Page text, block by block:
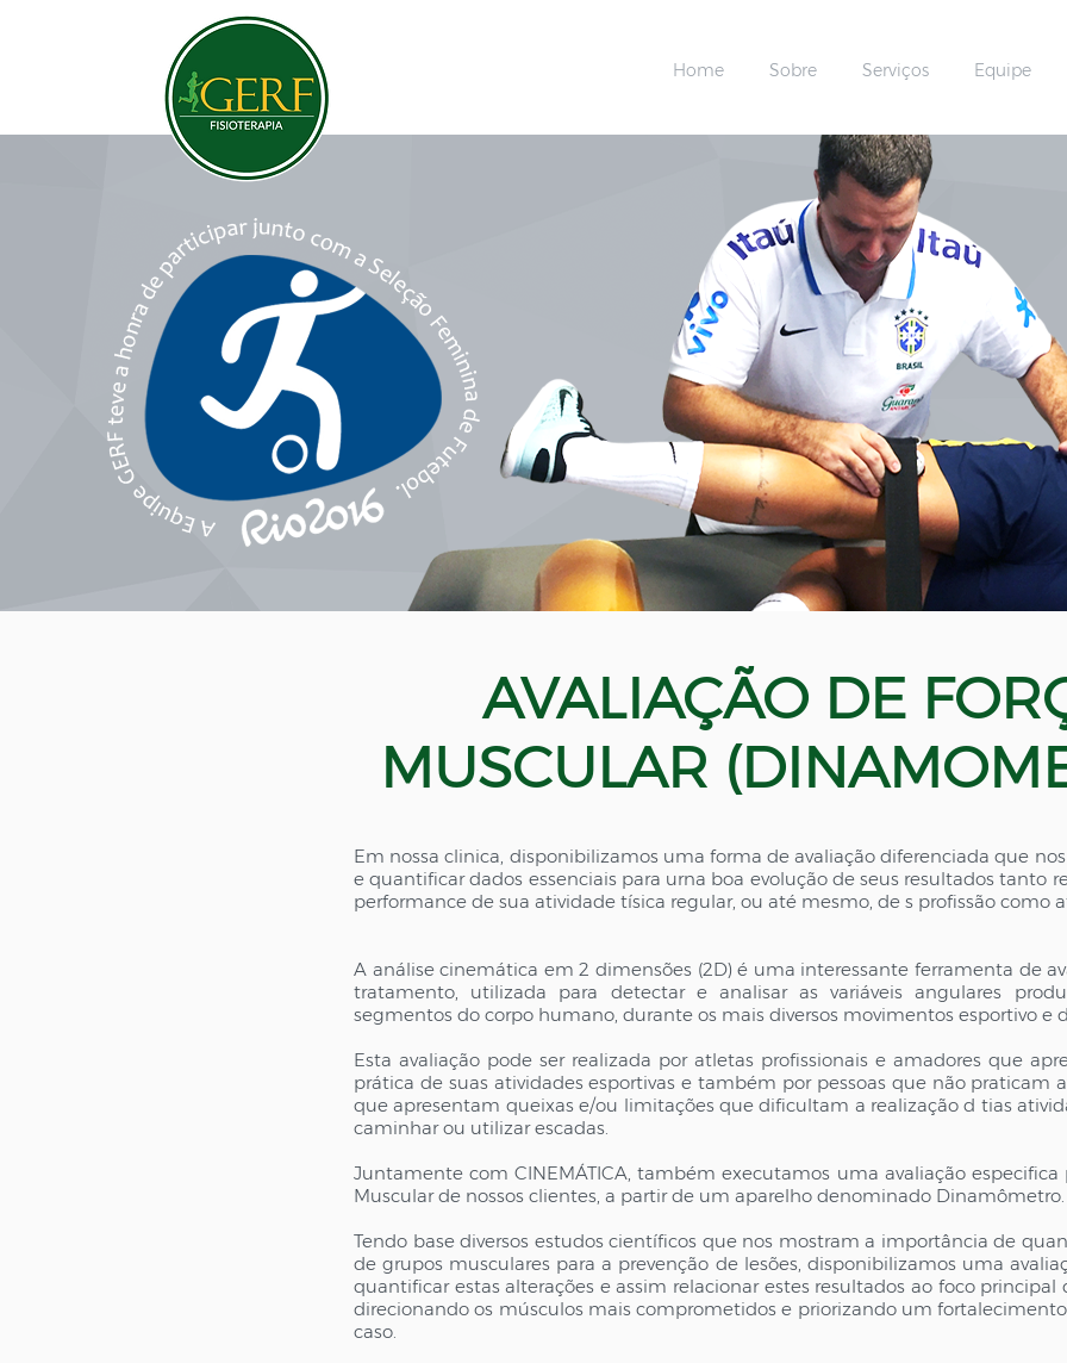
Home Sobre Serviços Equipe
AVALIAÇÃO DE
MUSCULAR
Em nossa clinica, disponibilizamos uma forma de avaliação diferenciada que
e quantificar dados essenciais para urna boa evolução de seus resultados tanto
performance de sua atividade tísica regular, ou até mesmo, de s profissão como
A análise cinemática em 2 dimensões (2D) é uma interessante ferramenta de
tratamento, utilizada para detectar e analisar as variáveis angulares
segmentos do corpo humano, durante os mais diversos movimentos esportivo e
Esta avaliação pode ser realizada por atletas profissionais e amadores que
prática de suas atividades esportivas e também por pessoas que não praticam
que apresentam queixas e/ou limitações que dificultam a realização d tias
caminhar ou utilizar escadas.
Juntamente com CINEMÁTICA, também executamos uma avaliação especifica
Muscular de nossos clientes, a partir de um aparelho denominado Dinamômetro.
Tendo base diversos estudos científicos que nos mostram a importância de
de grupos musculares para a prevenção de lesões, disponibilizamos uma
quantificar estas alterações e assim relacionar estes resultados ao foco principal
direcionando os músculos mais comprometidos e priorizando um
caso.